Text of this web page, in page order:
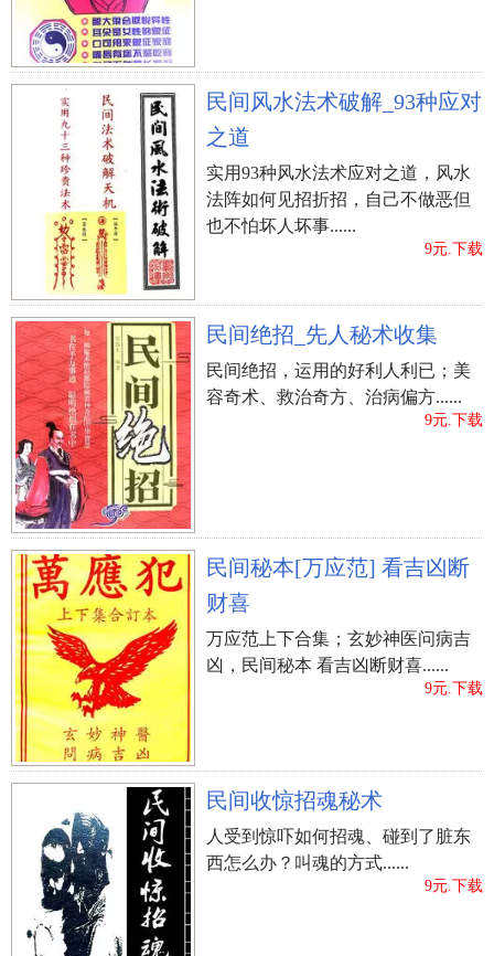
师有哪些2 怎样看房子风水----户型 老早之前就
有“天圆地方”的说法，方正的户型比较符合风水理
论，而像三角形、金字塔型等等，都不是理想的户
型，可能形成某些煞气，对居住者健康有极大影
响，若是本命所忌方位，则为大凶。 我们看房子风
水的时候首先要从它的户型图下手，现在很多户型
都呈锯齿状或者不规则状，我们要看哪边缺角，在
装修时尽量补救。因为房屋缺角是房子风水中比较
严重的一个问题，下面简单说一下每个角代表着什
么。 1、西北为乾代表着父亲，而乾这个方位又代
表着人体的大肠； 2、西南为坤，代表母亲与身体
的胃； 3、正东为震，代表着手足兄弟中的为长子
与身体的肝； 4、东南为巽，代表着长女和身体上
的胆； 5、正北为坎，代表着次子与身体上的耳与
肾； 6、正南为离，代表着次女和人的眼与心； 7、
正西为兑代表着家里最小的女孩子和人体的口与
肺； 8、东北为艮为，代表着家中最小的男孩子和
人体的手与脾。 客厅的格局最好是正方形或长方
形，座椅区不可冲煞到屋角，沙发不可压梁。如果
客厅呈L形，可用家具将之隔成两个方形区域，视为
两个独立的房间。或是在墙壁挂面镜子，象征性的
补足缺角，然后，当成完整的房间来决定中心。 怎
样看房子风水----大门朝向 客厅最好位于住家的前半
部靠近大门的位置，以便直接吸纳从大门的气。如
果必须经过条走廊才能到达客厅，那么走廊定要保
持整洁，而且照明定要充足，以免阻碍气客厅。如
果是夹层屋设计，客厅应位于层。 在风水学中有一
种七星图，当我们拿到户型图之后将图用井字分割
法分成9份，大门的方位落在哪个方位的'方格就属于
那个门。七星图一共是八张，在七星转柱笔或者七
星名片上都有，看房子风水时可以随身携带，红色
民间风水法术破解_93种应对
之道
实用93种风水法术应对之道，风水
法阵如何见招折招，自己不做恶但
也不怕坏人坏事......
9元.下载
民间绝招_先人秘术收集
民间绝招，运用的好利人利已；美
容奇术、救治奇方、治病偏方......
9元.下载
民间秘本[万应范] 看吉凶断
财喜
万应范上下合集；玄妙神医问病吉
凶，民间秘本 看吉凶断财喜......
9元.下载
民间收惊招魂秘术
人受到惊吓如何招魂、碰到了脏东
西怎么办？叫魂的方式......
9元.下载